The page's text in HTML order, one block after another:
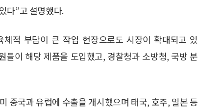
다”고 설명했다.
적 부담이 큰 작업 현장으로도 시장이 확대되고 있
들이 해당 제품을 도입했고, 경찰청과 소방청, 국방 분
중국과 유럽에 수출을 개시했으며 태국, 호주, 일본 등